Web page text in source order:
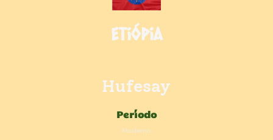
Etiópia
Hufesay
Período
Moderno